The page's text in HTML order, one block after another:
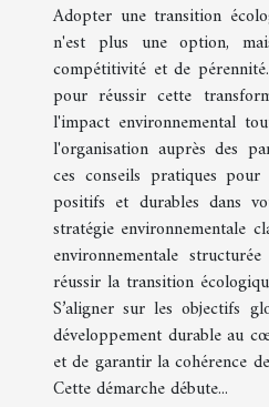
Adopter une transition
n'est plus une option,
compétitivité et de
pour réussir cette
l'impact environnemental
l'organisation auprès des
ces conseils pratiques
positifs et durables dans
stratégie environnementale
environnementale
réussir la transition
S’aligner sur les objectifs
développement durable au
et de garantir la cohérence
Cette démarche débute...